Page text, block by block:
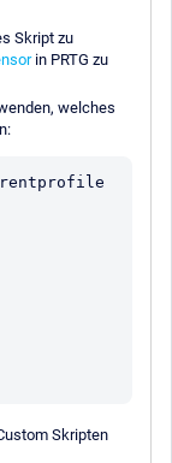
Skript zu
in PRTG zu
welches
Skripten